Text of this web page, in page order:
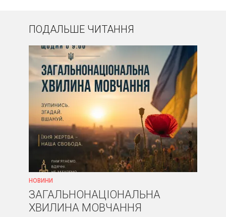
ПОДАЛЬШЕ ЧИТАННЯ
НОВИНИ
ЗАГАЛЬНОНАЦІОНАЛЬНА
ХВИЛИНА МОВЧАННЯ